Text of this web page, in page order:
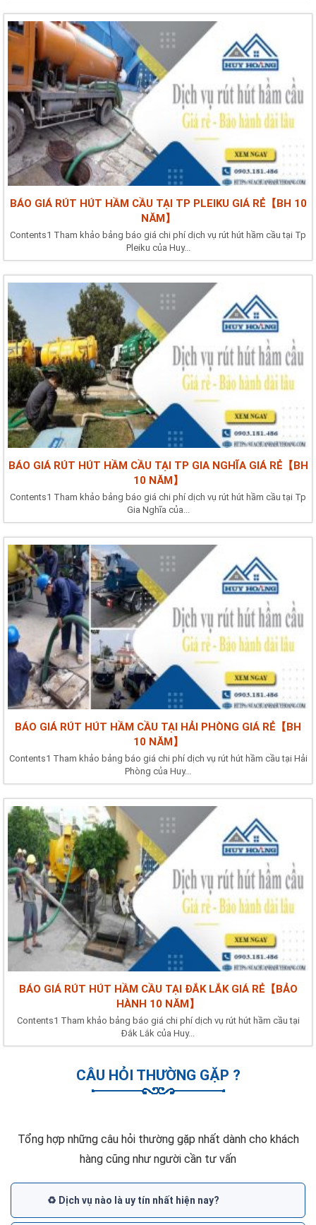
BÁO GIÁ RÚT HÚT HẦM CẦU TẠI TP PLEIKU GIÁ RẺ【BH 10
NĂM】
Contents1 Tham khảo bảng báo giá chi phí dịch vụ rút hút hầm cầu tại Tp
Pleiku của Huy...
BÁO GIÁ RÚT HÚT HẦM CẦU TẠI TP GIA NGHĨA GIÁ RẺ【BH
10 NĂM】
Contents1 Tham khảo bảng báo giá chi phí dịch vụ rút hút hầm cầu tại Tp
Gia Nghĩa của...
BÁO GIÁ RÚT HÚT HẦM CẦU TẠI HẢI PHÒNG GIÁ RẺ【BH
10 NĂM】
Contents1 Tham khảo bảng báo giá chi phí dịch vụ rút hút hầm cầu tại Hải
Phòng của Huy...
BÁO GIÁ RÚT HÚT HẦM CẦU TẠI ĐẮK LẮK GIÁ RẺ【BẢO
HÀNH 10 NĂM】
Contents1 Tham khảo bảng báo giá chi phí dịch vụ rút hút hầm cầu tại
Đắk Lắk của Huy...
CÂU HỎI THƯỜNG GẶP ?
Tổng hợp những câu hỏi thường gặp nhất dành cho khách
hàng cũng như người cần tư vấn
♻️ Dịch vụ nào là uy tín nhất hiện nay?